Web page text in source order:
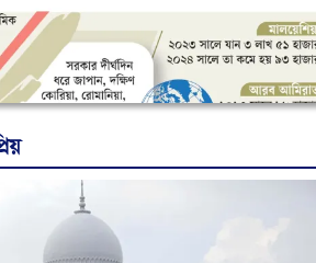
এজেন্সি, হুমকির মুখে শ্রম রপ্তানি